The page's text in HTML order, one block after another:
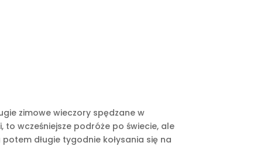
zimowe wieczory spędzane w
wcześniejsze podróże po świecie, ale
długie tygodnie kołysania się na